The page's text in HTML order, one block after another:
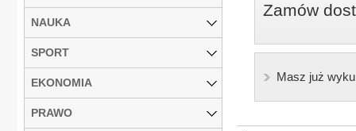
Zamów
Masz już
NAUKA
SPORT
EKONOMIA
PRAWO